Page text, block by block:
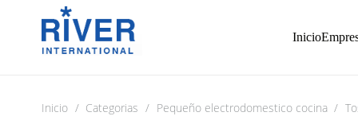
Inicio
Inicio / Categorias / Pequeño electrodomestico cocina /